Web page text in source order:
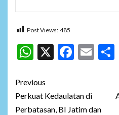
Post Views: 485
WhatsApp
X
Post
navigation
Previous
Perkuat Kedaulatan di
Perbatasan, BI Jatim dan